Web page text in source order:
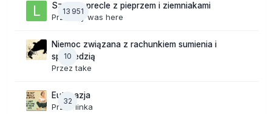
13 951
Szalone precle z pieprzem i ziemniakami
Przezlily was here
10
Niemoc związana z rachunkiem sumienia i
spowiedzią
Przeztake
32
Eutanazja
Przez linka